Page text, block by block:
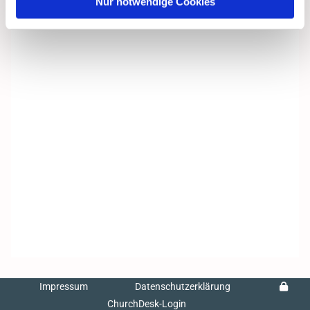
Impressum
Datenschutzerklärung
ChurchDesk-Login